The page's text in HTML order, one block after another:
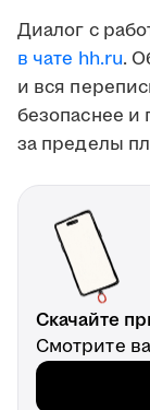
Диалог с
в чате hh.ru.
и вся
безопаснее и
за пределы
Скачайте
Смотрите